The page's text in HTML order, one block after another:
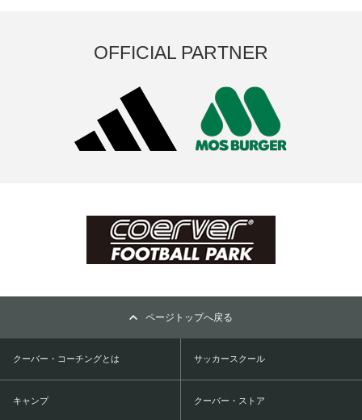
OFFICIAL PARTNER
ページトップへ戻る
クーバー・コーチングとは サッカースクール
キャンプ クーバー・ストア